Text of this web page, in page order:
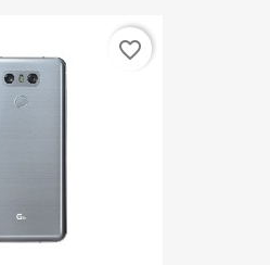
favorite_border